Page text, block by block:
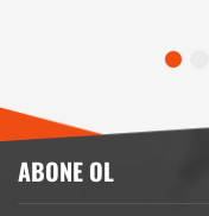
ABONE OL